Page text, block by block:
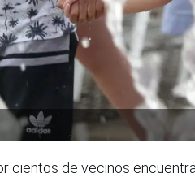
cientos de vecinos